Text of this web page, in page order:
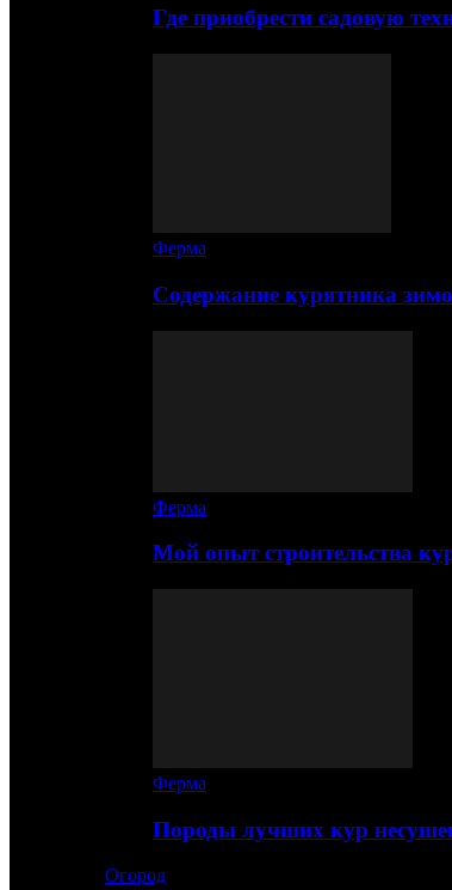
Где приобрести садовую
Ферма
Содержание курятника
Ферма
Мой опыт строительства
Ферма
Породы лучших кур
Огород